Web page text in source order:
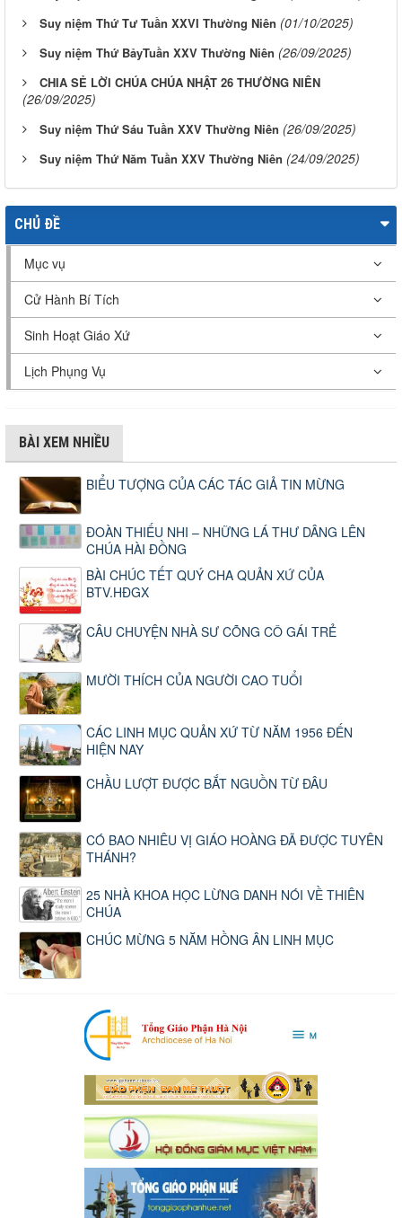
Suy niệm Thứ Tư Tuần XXVI Thường Niên (01/10/2025)
Suy niệm Thứ BảyTuần XXV Thường Niên (26/09/2025)
CHIA SẺ LỜI CHÚA CHÚA NHẬT 26 THƯỜNG NIÊN
(26/09/2025)
Suy niệm Thứ Sáu Tuần XXV Thường Niên (26/09/2025)
Suy niệm Thứ Năm Tuần XXV Thường Niên (24/09/2025)
CHỦ ĐỀ
Mục vụ
Cử Hành Bí Tích
Sinh Hoạt Giáo Xứ
Lịch Phụng Vụ
BÀI XEM NHIỀU
BIỂU TƯỢNG CỦA CÁC TÁC GIẢ TIN MỪNG
ĐOÀN THIẾU NHI – NHỮNG LÁ THƯ DÂNG LÊN
CHÚA HÀI ĐỒNG
BÀI CHÚC TẾT QUÝ CHA QUẢN XỨ CỦA
BTV.HĐGX
CÂU CHUYỆN NHÀ SƯ CÕNG CÔ GÁI TRẺ
MƯỜI THÍCH CỦA NGƯỜI CAO TUỔI
CÁC LINH MỤC QUẢN XỨ TỪ NĂM 1956 ĐẾN
HIỆN NAY
CHẦU LƯỢT ĐƯỢC BẮT NGUỒN TỪ ĐÂU
CÓ BAO NHIÊU VỊ GIÁO HOÀNG ĐÃ ĐƯỢC TUYÊN
THÁNH?
25 NHÀ KHOA HỌC LỪNG DANH NÓI VỀ THIÊN
CHÚA
CHÚC MỪNG 5 NĂM HỒNG ÂN LINH MỤC